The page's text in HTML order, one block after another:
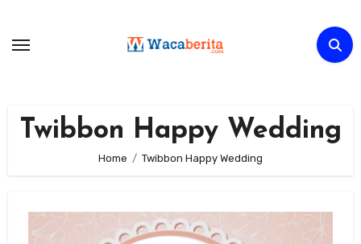
content
Twibbon Happy Wedding
Home Twibbon Happy Wedding